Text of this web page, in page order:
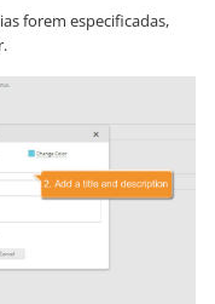
forem especificadas,